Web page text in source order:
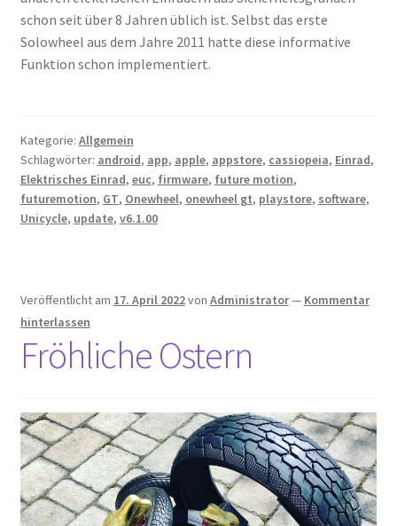
schon seit über 8 Jahren üblich ist. Selbst das erste
Solowheel aus dem Jahre 2011 hatte diese informative
Funktion schon implementiert.
Kategorie: Allgemein
Schlagwörter: android, app, apple, appstore, cassiopeia, Einrad,
Elektrisches Einrad, euc, firmware, future motion,
futuremotion, GT, Onewheel, onewheel gt, playstore, software,
Unicycle, update, v6.1.00
Veröffentlicht am 17. April 2022von Administrator— Kommentar
hinterlassen
Fröhliche Ostern